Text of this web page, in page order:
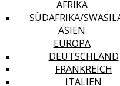
AFRIKA
SÜDAFRIKA/
ASIEN
EUROPA
DEUTSCHLAND
FRANKREICH
ITALIEN